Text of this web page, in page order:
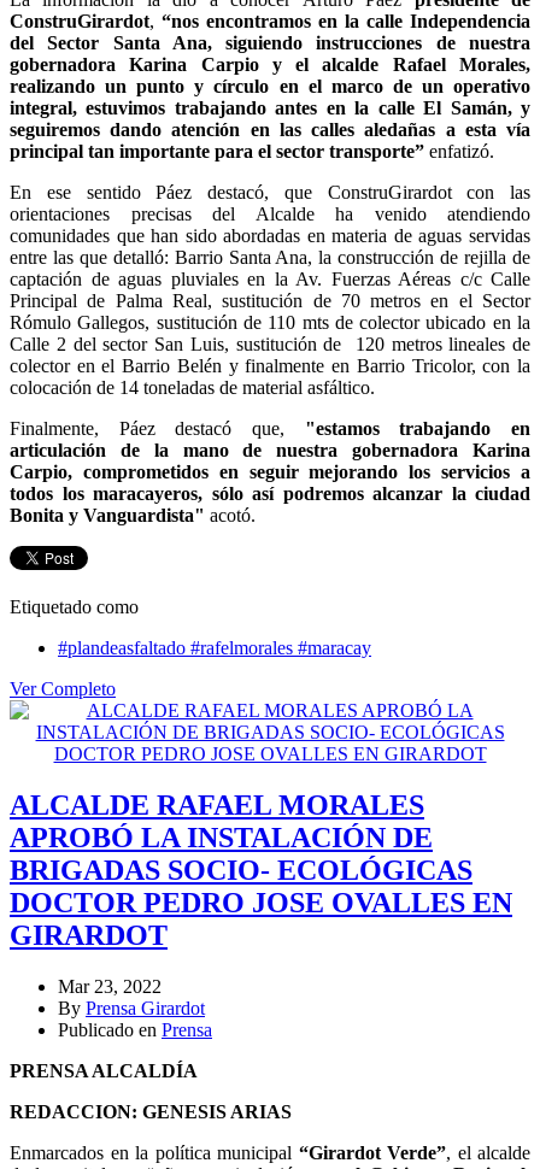
ConstruGirardot, “nos encontramos en la calle Independencia
del Sector Santa Ana, siguiendo instrucciones de nuestra
gobernadora Karina Carpio y el alcalde Rafael Morales,
realizando un punto y círculo en el marco de un operativo
integral, estuvimos trabajando antes en la calle El Samán, y
seguiremos dando atención en las calles aledañas a esta vía
principal tan importante para el sector transporte” enfatizó.
En ese sentido Páez destacó, que ConstruGirardot con las
orientaciones precisas del Alcalde ha venido atendiendo
comunidades que han sido abordadas en materia de aguas servidas
entre las que detalló: Barrio Santa Ana, la construcción de rejilla de
captación de aguas pluviales en la Av. Fuerzas Aéreas c/c Calle
Principal de Palma Real, sustitución de 70 metros en el Sector
Rómulo Gallegos, sustitución de 110 mts de colector ubicado en la
Calle 2 del sector San Luis, sustitución de 120 metros lineales de
colector en el Barrio Belén y finalmente en Barrio Tricolor, con la
colocación de 14 toneladas de material asfáltico.
Finalmente, Páez destacó que, "estamos trabajando en
articulación de la mano de nuestra gobernadora Karina
Carpio, comprometidos en seguir mejorando los servicios a
todos los maracayeros, sólo así podremos alcanzar la ciudad
Bonita y Vanguardista" acotó.
Etiquetado como
#plandeasfaltado #rafelmorales #maracay
Ver Completo
ALCALDE RAFAEL MORALES
APROBÓ LA INSTALACIÓN DE
BRIGADAS SOCIO- ECOLÓGICAS
DOCTOR PEDRO JOSE OVALLES EN
GIRARDOT
Mar 23, 2022
By Prensa Girardot
Publicado en Prensa
PRENSA ALCALDÍA
REDACCION: GENESIS ARIAS
Enmarcados en la política municipal “Girardot Verde”, el alcalde